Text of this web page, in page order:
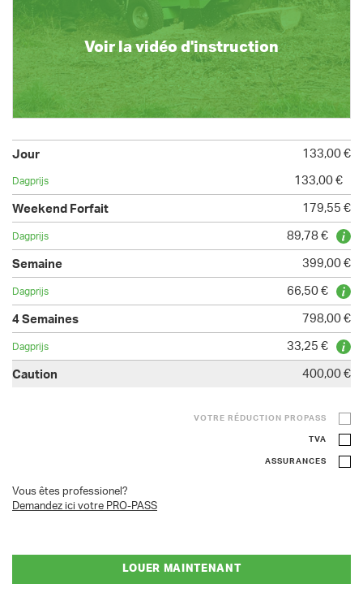
Voir la vidéo d'instruction
133,00 €
133,00 €
179,55 €
89,78 €
399,00 €
66,50 €
798,00 €
33,25 €
400,00 €
VOTRE RÉDUCTION PROPASS
TVA
ASSURANCES
Vous êtes professionel?
Demandez ici votre PRO-PASS
LOUER MAINTENANT